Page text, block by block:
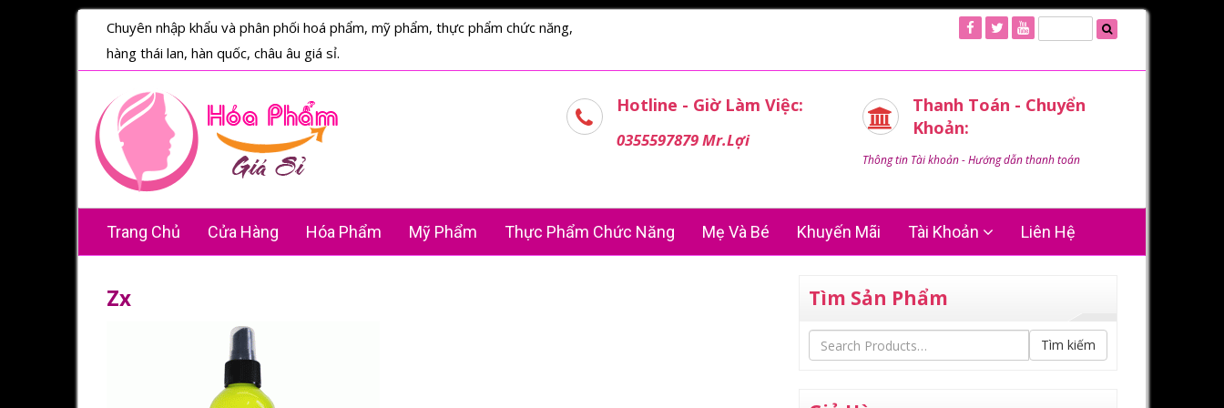
Chuyên nhập khẩu và phân phối hoá phẩm, mỹ phẩm, thực phẩm chức năng,
hàng thái lan, hàn quốc, châu âu giá sỉ.
Hotline - Giờ Làm Việc:
0355597879 Mr.Lợi
Thanh Toán - Chuyển
Khoản:
Thông tin Tài khoản - Hướng dẫn thanh toán
Trang Chủ Cửa Hàng Hóa Phẩm Mỹ Phẩm Thực Phẩm Chức Năng Mẹ Và Bé Khuyến Mãi Tài Khoản Liên Hệ
Zx Tìm Sản Phẩm
Tìm kiếm